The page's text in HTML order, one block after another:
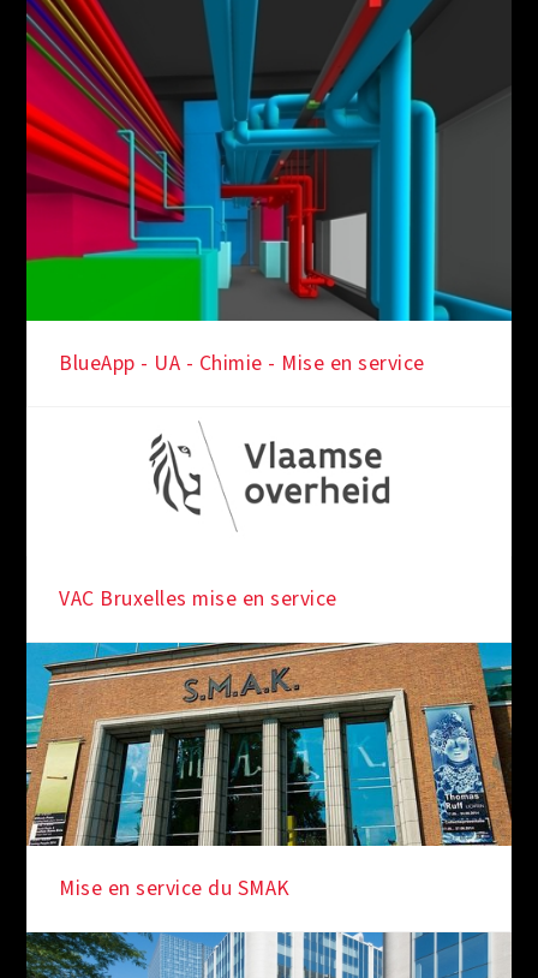
BlueApp - UA - Chimie - Mise en service
VAC Bruxelles mise en service
Mise en service du SMAK